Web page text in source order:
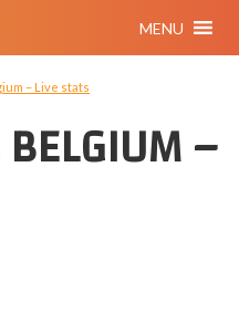
MENU
– Live stats
–